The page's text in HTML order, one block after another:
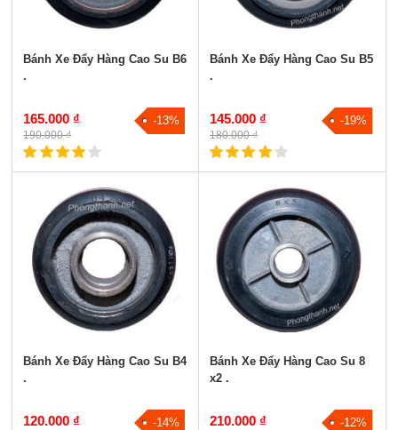
Bánh Xe Đẩy Hàng Cao Su B6
.
165.000 ₫
190.000 ₫
-13%
Bánh Xe Đẩy Hàng Cao Su B5
.
145.000 ₫
180.000 ₫
-19%
Bánh Xe Đẩy Hàng Cao Su B4
.
120.000 ₫ -14%
Bánh Xe Đẩy Hàng Cao Su 8
x2 .
210.000 ₫ -12%